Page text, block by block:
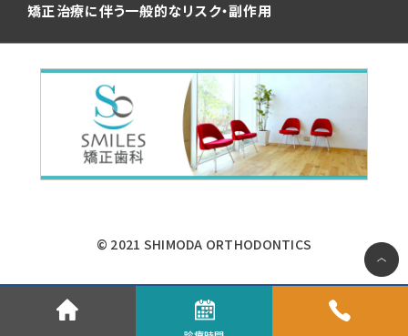
矯正治療に伴う一般的なリスク・副作用
© 2021 SHIMODA ORTHODONTICS